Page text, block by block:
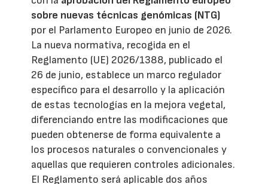
sobre nuevas técnicas genómicas (NTG)
por el Parlamento Europeo en junio de 2026.
La nueva normativa, recogida en el
Reglamento (UE) 2026/1388, publicado el
26 de junio, establece un marco regulador
específico para el desarrollo y la aplicación
de estas tecnologías en la mejora vegetal,
diferenciando entre las modificaciones que
pueden obtenerse de forma equivalente a
los procesos naturales o convencionales y
aquellas que requieren controles adicionales.
El Reglamento será aplicable dos años